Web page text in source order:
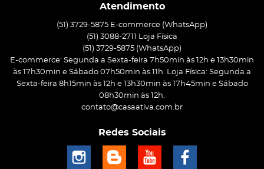
Atendimento
(51) 3729-5875 E-commerce (WhatsApp)
(51) 3088-2711 Loja Física
(51) 3729-5875 (WhatsApp)
E-commerce: Segunda a Sexta-feira 7h50min às 12h e 13h30min
às 17h30min e Sábado 07h50min às 11h. Loja Física: Segunda a
Sexta-feira 8h15min às 12h e 13h30min às 17h45min e Sábado
08h30min às 12h.
contato@casaativa.com.br
Redes Sociais